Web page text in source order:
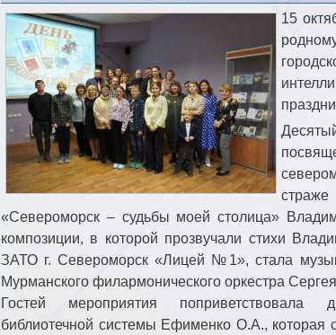
15
«Североморск – судьбы моей столица»
композиции, в которой прозвучали стихи
ЗАТО г. Североморск «Лицей №1», стала
Мурманского филармонического оркестра
Гостей мероприятия поприветствовала
библиотечной системы Ефименко О.А.,